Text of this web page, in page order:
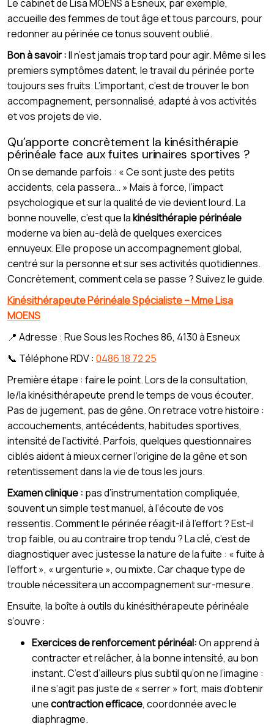
Le cabinet de Lisa MOENS à Esneux, par exemple,
accueille des femmes de tout âge et tous parcours, pour
redonner au périnée ce tonus souvent oublié.
Bon à savoir :Il n’est jamais trop tard pour agir. Même si les
premiers symptômes datent, le travail du périnée porte
toujours ses fruits. L’important, c’est de trouver le bon
accompagnement, personnalisé, adapté à vos activités
et vos projets de vie.
Qu’apporte concrètement la kinésithérapie
périnéale face aux fuites urinaires sportives ?
On se demande parfois : « Ce sont juste des petits
accidents, cela passera… » Mais à force, l’impact
psychologique et sur la qualité de vie devient lourd. La
bonne nouvelle, c’est que lakinésithérapie périnéale
moderne va bien au-delà de quelques exercices
ennuyeux. Elle propose un accompagnement global,
centré sur la personne et sur ses activités quotidiennes.
Concrètement, comment cela se passe ? Suivez le guide.
Kinésithérapeute Périnéale Spécialiste – Mme Lisa
MOENS
📍 Adresse : Rue Sous les Roches 86, 4130 à Esneux
📞 Téléphone RDV : 0486 18 72 25
Première étape : faire le point. Lors de la consultation,
le/la kinésithérapeute prend le temps de vous écouter.
Pas de jugement, pas de gêne. On retrace votre histoire :
accouchements, antécédents, habitudes sportives,
intensité de l’activité. Parfois, quelques questionnaires
ciblés aident à mieux cerner l’origine de la gêne et son
retentissement dans la vie de tous les jours.
Examen clinique : pas d’instrumentation compliquée,
souvent un simple test manuel, à l’écoute de vos
ressentis. Comment le périnée réagit-il à l’effort ? Est-il
trop faible, ou au contraire trop tendu ? La clé, c’est de
diagnostiquer avec justesse la nature de la fuite : « fuite à
l'effort », « urgenturie », ou mixte. Car chaque type de
trouble nécessitera un accompagnement sur-mesure.
Ensuite, la boîte à outils du kinésithérapeute périnéale
s’ouvre :
Exercices de renforcement périnéal:On apprend à
contracter et relâcher, à la bonne intensité, au bon
instant. C’est d’ailleurs plus subtil qu’on ne l’imagine :
il ne s’agit pas juste de « serrer » fort, mais d’obtenir
unecontraction efficace, coordonnée avec le
diaphragme.